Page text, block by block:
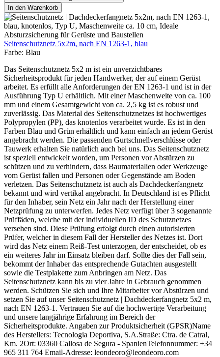
In den Warenkorb
Seitenschutznetz 5x2m, nach EN 1263-1, blau
Farbe: Blau
Das Seitenschutznetz 5x2 m ist ein unverzichtbares
Sicherheitsprodukt für jeden Handwerker, der auf einem Gerüst
arbeitet. Es erfüllt alle Anforderungen der EN 1263-1 und ist in der
Ausführung Typ U erhältlich. Mit einer Maschenweite von ca. 100
mm und einem Gesamtgewicht von ca. 2,5 kg ist es robust und
zuverlässig. Das Material des Seitenschutznetzes ist hochwertiges
Polypropylen (PP), das knotenlos verarbeitet wurde. Es ist in den
Farben Blau und Grün erhältlich und kann einfach an jedem Gerüst
angebracht werden. Die passenden Gurtschnellverschlüsse oder
Tauwerk erhalten Sie natürlich auch bei uns. Das Seitenschutznetz
ist speziell entwickelt worden, um Personen vor Abstürzen zu
schützen und zu verhindern, dass Baumaterialien oder Werkzeuge
vom Gerüst fallen und Personen oder Gegenstände am Boden
verletzen. Das Seitenschutznetz ist auch als Dachdeckerfangnetz
bekannt und wird vertikal angebracht. In Deutschland ist es Pflicht
für den Inhaber, sein Netz ein Jahr nach der Herstellung einer
Netzprüfung zu unterwerfen. Jedes Netz verfügt über 3 sogenannte
Prüffäden, welche mit der individuellen ID des Schutznetzes
versehen sind. Diese Prüfung erfolgt durch einen autorisierten
Prüfer, welcher in diesem Fall der Hersteller des Netzes ist. Dort
wird das Netz einem Reiß-Test unterzogen, der entscheidet, ob es
ein weiteres Jahr im Einsatz bleiben darf. Sollte dies der Fall sein,
bekommt der Inhaber das entsprechende Gutachten ausgestellt
sowie die Testplakette zum Anbringen am Netz. Das
Seitenschutznetz kann bis zu vier Jahre in Gebrauch genommen
werden. Schützen Sie sich und Ihre Mitarbeiter vor Abstürzen und
setzen Sie auf unser Seitenschutznetz | Dachdeckerfangnetz 5x2 m,
nach EN 1263-1. Vertrauen Sie auf die hochwertige Verarbeitung
und unsere langjährige Erfahrung im Bereich der
Sicherheitsprodukte. Angaben zur Produktsicherheit (GPSR)Name
des Herstellers: Tecnologia Deportiva, S.A.Straße: Ctra. de Catral,
Km. 2Ort: 03360 Callosa de Segura - SpanienTelefonnummer: +34
965 311 764 Email-Adresse: leondeoro@leondeoro.com